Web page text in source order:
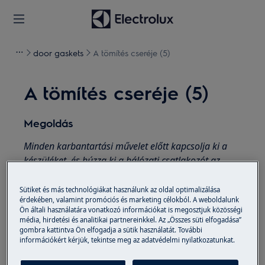
door gaskets A tömítés cseréje (5)
A tömítés cseréje (5)
Megoldás
Minden karbantartási művelet előtt kapcsolja ki a
készüléket, és húzza ki a hálózati csatlakozót az
A készülékek mozgatásakor mindig vigyázzon, nehéz
gépek esetén két embernek kell mozgatnia.
Mindig használjon védőkesztyűt és zárt lábbelit.
Felhívjuk figyelmét, hogy az önjavítás vagy a nem
Sütiket és más technológiákat használunk az oldal optimalizálása
érdekében, valamint promóciós és marketing célokból. A weboldalunk
Ön általi használatára vonatkozó információkat is megosztjuk közösségi
média, hirdetési és analitikai partnereinkkel. Az „Összes süti elfogadása”
gombra kattintva Ön elfogadja a sütik használatát. További
információkért kérjük, tekintse meg az adatvédelmi nyilatkozatunkat.